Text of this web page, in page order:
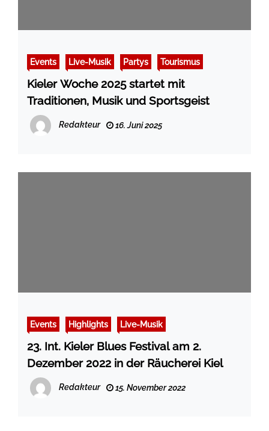
Events Live-Musik Partys Tourismus
Kieler Woche 2025 startet mit
Traditionen, Musik und Sportsgeist
Redakteur 16. Juni 2025
Events Highlights Live-Musik
23. Int. Kieler Blues Festival am 2.
Dezember 2022 in der Räucherei Kiel
Redakteur 15. November 2022